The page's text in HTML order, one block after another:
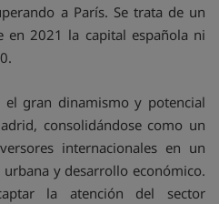
a París. Se trata de un
en 2021 la capital española ni
el gran dinamismo y potencial
consolidándose como un
internacionales en un
y desarrollo económico.
la atención del sector